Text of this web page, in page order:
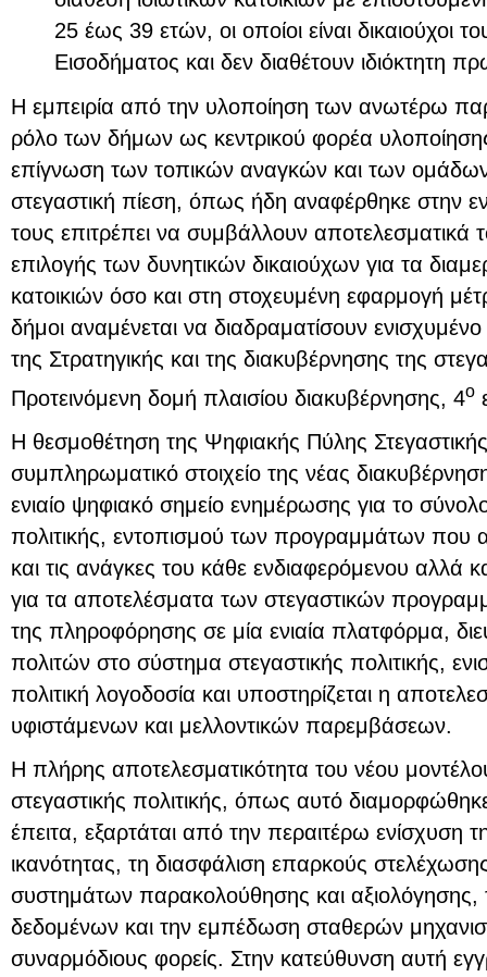
25 έως 39 ετών, οι οποίοι είναι δικαιούχοι
Εισοδήματος και δεν διαθέτουν ιδιόκτητη
Η εμπειρία από την υλοποίηση των ανωτέρω
ρόλο των δήμων ως κεντρικού φορέα
επίγνωση των τοπικών αναγκών και των
στεγαστική πίεση, όπως ήδη αναφέρθηκε στην
τους επιτρέπει να συμβάλλουν αποτελεσματικά
επιλογής των δυνητικών δικαιούχων για τα
κατοικιών όσο και στη στοχευμένη εφαρμογή
δήμοι αναμένεται να διαδραματίσουν
της Στρατηγικής και της διακυβέρνησης της
Προτεινόμενη δομή πλαισίου διακυβέρνησης, 4ο
Η θεσμοθέτηση της Ψηφιακής Πύλης Στεγαστικής
συμπληρωματικό στοιχείο της νέας
ενιαίο ψηφιακό σημείο ενημέρωσης για το
πολιτικής, εντοπισμού των προγραμμάτων που
και τις ανάγκες του κάθε ενδιαφερόμενου αλλά
για τα αποτελέσματα των στεγαστικών
της πληροφόρησης σε μία ενιαία πλατφόρμα,
πολιτών στο σύστημα στεγαστικής πολιτικής,
πολιτική λογοδοσία και υποστηρίζεται η
υφιστάμενων και μελλοντικών παρεμβάσεων.
Η πλήρης αποτελεσματικότητα του νέου
στεγαστικής πολιτικής, όπως αυτό
έπειτα, εξαρτάται από την περαιτέρω ενίσχυση
ικανότητας, τη διασφάλιση επαρκούς
συστημάτων παρακολούθησης και αξιολόγησης,
δεδομένων και την εμπέδωση σταθερών
συναρμόδιους φορείς. Στην κατεύθυνση αυτή